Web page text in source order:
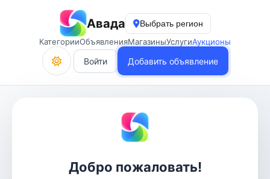
Авада
Выбрать регион
КатегорииОбъявленияМагазиныУслугиАукционы
Войти Добавить объявление
Добро пожаловать!